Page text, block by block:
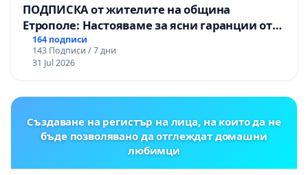
ПОДПИСКА от жителите на община
Етрополе: Настояваме за ясни гаранции от
“Елаците-МЕД” АД и от държавата, че ще се
изпълнят всички екологични норми!
164 подписи
143 Подписи / 7 дни
31 Jul 2026
Създаване на регистър на лица, на които да не
бъде позволявано да отглеждат домашни
любимци